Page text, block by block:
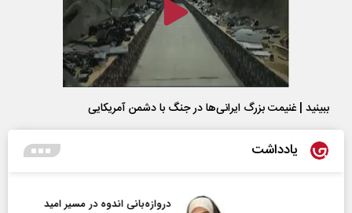
ببینید | غنیمت بزرگ ایرانی‌ها در جنگ با دشمن آمریکایی
یادداشت
دروازه‌بانی اندوه در مسیر امید